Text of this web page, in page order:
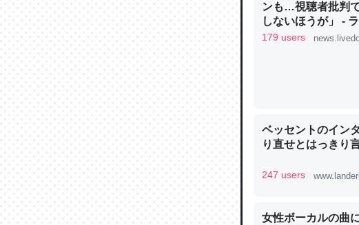
論文では「淡水は
は」とあって面白
─ニュース :: 【研究発
これを元に考える
─ニュース :: 【研究発
ンも…視聴者批判
しないほうが」 -
179 users
ベッセントのイン
り直せとはっきり
247 users
女性ボーカルの曲